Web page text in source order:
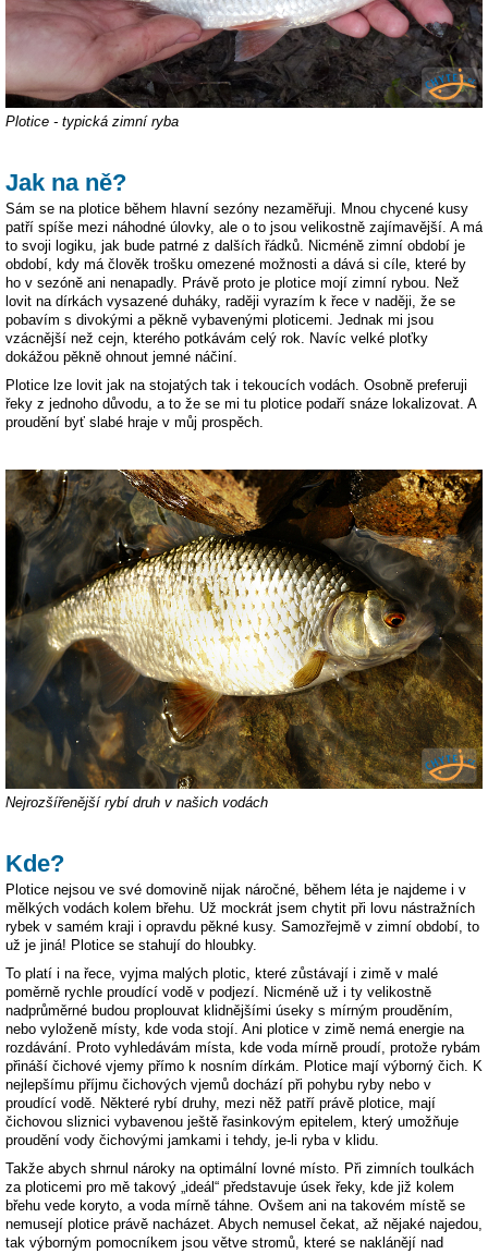
Plotice - typická zimní ryba
Jak na ně?
Sám se na plotice během hlavní sezóny nezaměřuji. Mnou chycené kusy
patří spíše mezi náhodné úlovky, ale o to jsou velikostně zajímavější. A má
to svoji logiku, jak bude patrné z dalších řádků. Nicméně zimní období je
období, kdy má člověk trošku omezené možnosti a dává si cíle, které by
ho v sezóně ani nenapadly. Právě proto je plotice mojí zimní rybou. Než
lovit na dírkách vysazené duháky, raději vyrazím k řece v naději, že se
pobavím s divokými a pěkně vybavenými ploticemi. Jednak mi jsou
vzácnější než cejn, kterého potkávám celý rok. Navíc velké ploťky
dokážou pěkně ohnout jemné náčiní.
Plotice lze lovit jak na stojatých tak i tekoucích vodách. Osobně preferuji
řeky z jednoho důvodu, a to že se mi tu plotice podaří snáze lokalizovat. A
proudění byť slabé hraje v můj prospěch.
Nejrozšířenější rybí druh v našich vodách
Kde?
Plotice nejsou ve své domovině nijak náročné, během léta je najdeme i v
mělkých vodách kolem břehu. Už mockrát jsem chytit při lovu nástražních
rybek v samém kraji i opravdu pěkné kusy. Samozřejmě v zimní období, to
už je jiná! Plotice se stahují do hloubky.
To platí i na řece, vyjma malých plotic, které zůstávají i zimě v malé
poměrně rychle proudící vodě v podjezí. Nicméně už i ty velikostně
nadprůměrné budou proplouvat klidnějšími úseky s mírným prouděním,
nebo vyloženě místy, kde voda stojí. Ani plotice v zimě nemá energie na
rozdávání. Proto vyhledávám místa, kde voda mírně proudí, protože rybám
přináší čichové vjemy přímo k nosním dírkám. Plotice mají výborný čich. K
nejlepšímu příjmu čichových vjemů dochází při pohybu ryby nebo v
proudící vodě. Některé rybí druhy, mezi něž patří právě plotice, mají
čichovou sliznici vybavenou ještě řasinkovým epitelem, který umožňuje
proudění vody čichovými jamkami i tehdy, je-li ryba v klidu.
Takže abych shrnul nároky na optimální lovné místo. Při zimních toulkách
za ploticemi pro mě takový „ideál“ představuje úsek řeky, kde již kolem
břehu vede koryto, a voda mírně táhne. Ovšem ani na takovém místě se
nemusejí plotice právě nacházet. Abych nemusel čekat, až nějaké najedou,
tak výborným pomocníkem jsou větve stromů, které se naklánějí nad